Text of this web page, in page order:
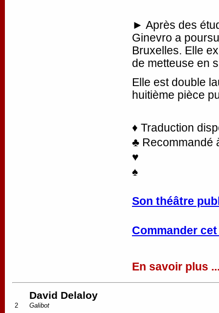
► Après des
Ginevro a
Bruxelles. Elle
de metteuse en
Elle est double
huitième pièce
♦ Traduction
♣ Recommandé
♥
♠
Son théâtre
Commander
En savoir plus
2
David Delaloy
Galibot